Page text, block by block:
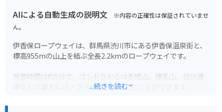
AIによる自動生成の説明文 ※内容の正確性は保証されていませ
ん。
伊香保ロープウェイは、群馬県渋川市にある伊香保温泉街と、
標高955mの山上を結ぶ全長2.2kmのロープウェイです。
所要時間は約5分で、ゴンドラからは赤城山、榛名山、谷川連
峰などの雄大なパノラマビューを楽しむことができます。
...続きを読む